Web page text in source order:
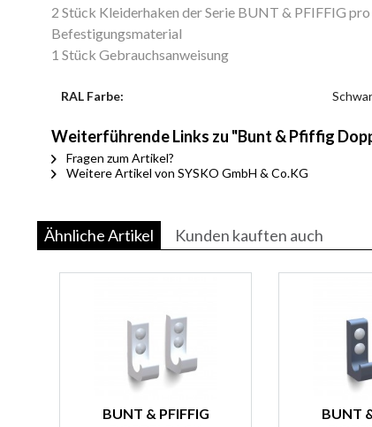
2 Stück Kleiderhaken der Serie BUNT & PFIFFIG
Befestigungsmaterial
1 Stück Gebrauchsanweisung
RAL Farbe:
Weiterführende Links zu "Bunt & Pfiffig
Fragen zum Artikel?
Weitere Artikel von SYSKO GmbH & Co.KG
Ähnliche Artikel Kunden kauften auch
BUNT & PFIFFIG
BUNT